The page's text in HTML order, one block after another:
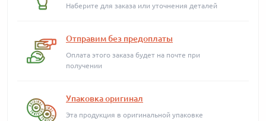
Наберите для заказа или уточнения деталей
Отправим без предоплаты
Оплата этого заказа будет на почте при
получении
Упаковка оригинал
Эта продукция в оригинальной упаковке